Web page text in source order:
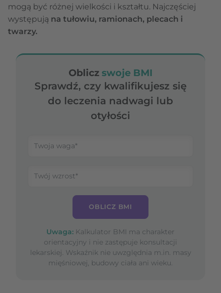
mogą być różnej wielkości i kształtu. Najczęściej
występują na tułowiu, ramionach, plecach i
twarzy.
Oblicz swoje BMI
Sprawdź, czy kwalifikujesz się
do leczenia nadwagi lub
otyłości
OBLICZ BMI
Uwaga: Kalkulator BMI ma charakter
orientacyjny i nie zastępuje konsultacji
lekarskiej. Wskaźnik nie uwzględnia m.in. masy
mięśniowej, budowy ciała ani wieku.